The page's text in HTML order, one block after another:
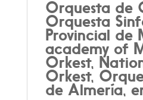
Orquesta de
Orquesta
Provincial de
academy of
Orkest,
Orkest,
de Almería,